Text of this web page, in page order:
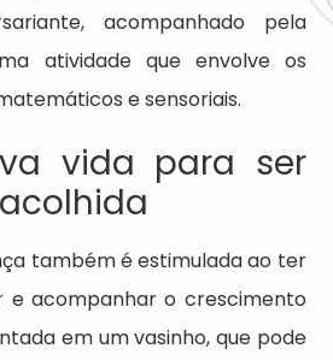
acompanhado pela
atividade que envolve os
e sensoriais.
vida para ser
também é estimulada ao ter
e acompanhar o crescimento
em um vasinho, que pode